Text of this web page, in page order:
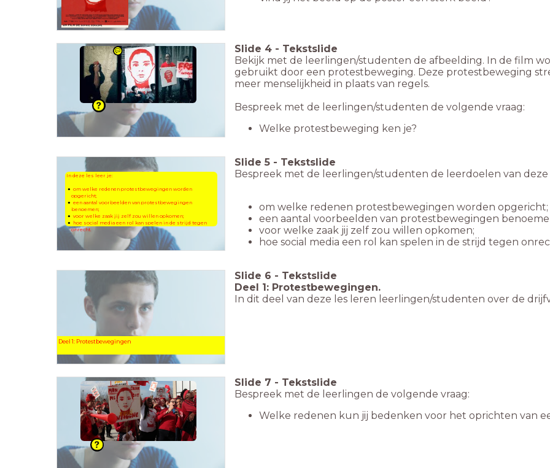
Slide 4 - Tekstslide
Bekijk met de leerlingen/studenten de afbeelding. In de film
gebruikt door een protestbeweging. Deze protestbeweging
meer menselijkheid in plaats van regels.
Bespreek met de leerlingen/studenten de volgende vraag:
Welke protestbeweging ken je?
In deze les leer je:
om welke redenen protestbewegingen worden
opgericht;
een aantal voorbeelden van protestbewegingen
benoemen;
voor welke zaak jij zelf zou willen opkomen;
hoe social media een rol kan spelen in de strijd tegen
onrecht.
Slide 5 - Tekstslide
Bespreek met de leerlingen/studenten de leerdoelen van deze
om welke redenen protestbewegingen worden opgericht;
een aantal voorbeelden van protestbewegingen
voor welke zaak jij zelf zou willen opkomen;
hoe social media een rol kan spelen in de strijd tegen
Deel 1: Protestbewegingen
Slide 6 - Tekstslide
Deel 1: Protestbewegingen.
In dit deel van deze les leren leerlingen/studenten over de
Slide 7 - Tekstslide
Bespreek met de leerlingen de volgende vraag:
Welke redenen kun jij bedenken voor het oprichten van